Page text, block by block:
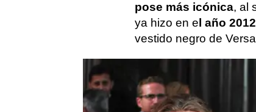
pose más icónica, al
ya hizo en e l año
vestido negro de